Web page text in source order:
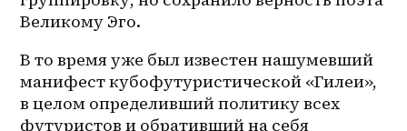
Великому Эго.
В то время уже был известен нашумевший
манифест кубофутуристической «Гилеи»,
в целом определивший политику всех
футуристов и обративший на себя